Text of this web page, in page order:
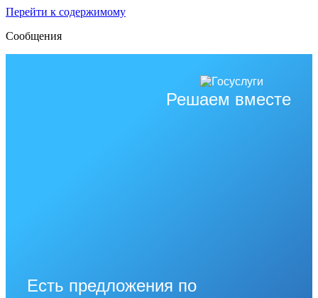
Перейти к содержимому
Сообщения
Решаем вместе
Есть предложения по